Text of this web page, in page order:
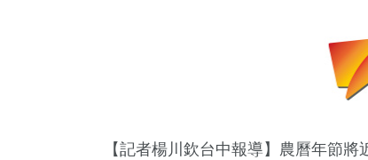
【記者楊川欽台中報導】農曆年節